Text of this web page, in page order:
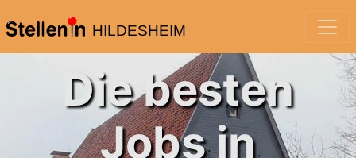
HILDESHEIM
Die besten
Jobs in